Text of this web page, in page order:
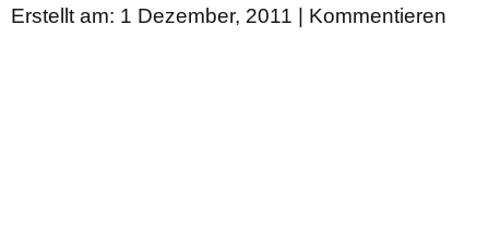
Erstellt am: 1 Dezember, 2011 | Kommentieren